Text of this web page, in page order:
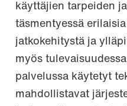
käyttäjien tarpeiden
täsmentyessä
jatkokehitystä ja
myös
palvelussa käytetyt
mahdollistavat